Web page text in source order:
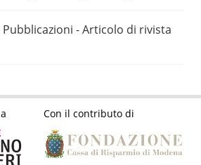
Pubblicazioni - Articolo di rivista
Con il contributo di